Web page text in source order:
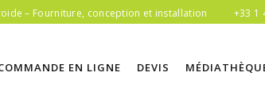
– Fourniture, conception et installation +33 1
EN LIGNE DEVIS